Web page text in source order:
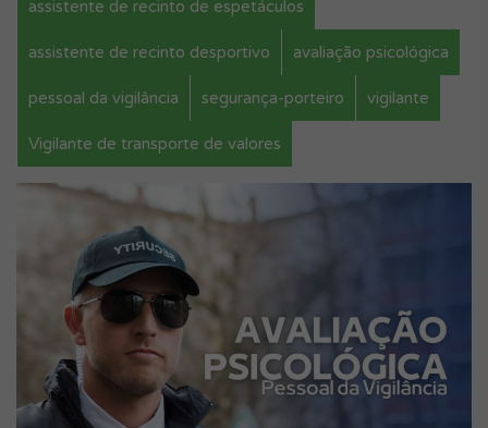
assistente de recinto de espetáculos
assistente de recinto desportivo avaliação psicológica
pessoal da vigilância segurança-porteiro vigilante
Vigilante de transporte de valores